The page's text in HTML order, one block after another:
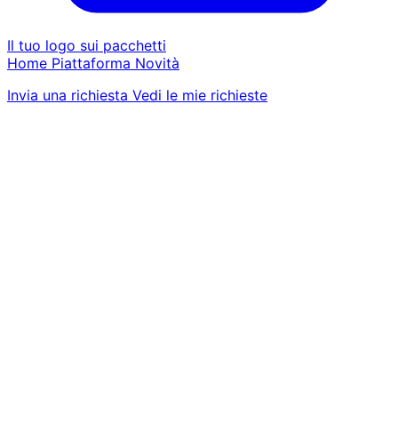
Il tuo logo sui pacchetti
Home Piattaforma Novità
Invia una richiesta Vedi le mie richieste